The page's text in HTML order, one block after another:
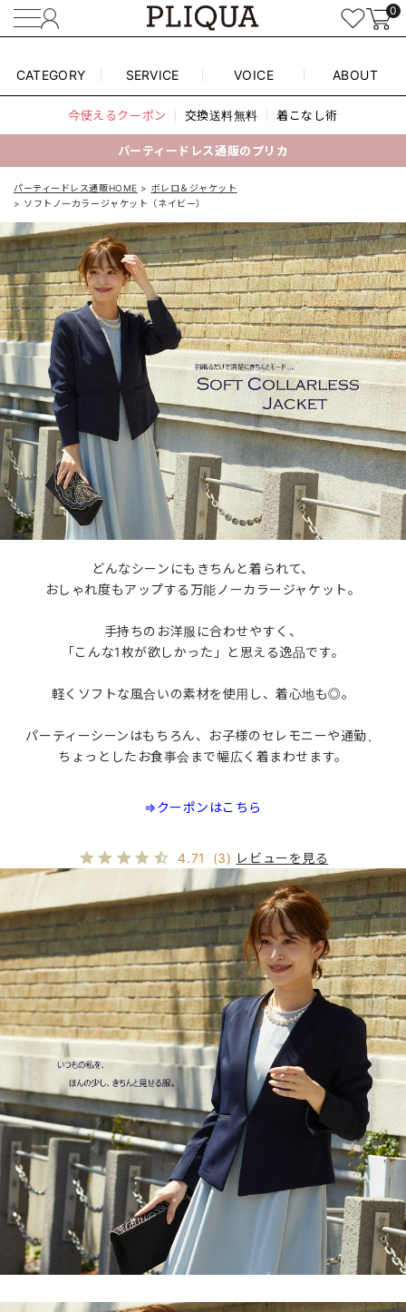
0
CATEGORY SERVICE VOICE ABOUT
今使えるクーポン 交換送料無料 着こなし術
パーティードレス通販のプリカ
パーティードレス通販HOME
ボレロ＆ジャケット
ソフトノーカラージャケット（ネイビー）
どんなシーンにもきちんと着られて、
おしゃれ度もアップする万能ノーカラージャケット。
手持ちのお洋服に合わせやすく、
「こんな1枚が欲しかった」と思える逸品です。
軽くソフトな風合いの素材を使用し、着心地も◎。
パーティーシーンはもちろん、お子様のセレモニーや通勤、
ちょっとしたお食事会まで幅広く着まわせます。
⇒クーポンはこちら
4.71 (3) レビューを見る